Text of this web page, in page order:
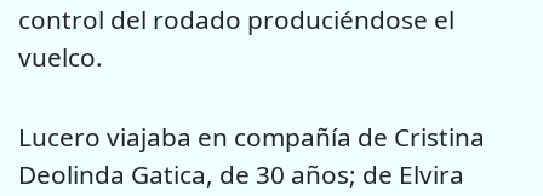
control del rodado produciéndose el
vuelco.
Lucero viajaba en compañía de Cristina
Deolinda Gatica, de 30 años; de Elvira